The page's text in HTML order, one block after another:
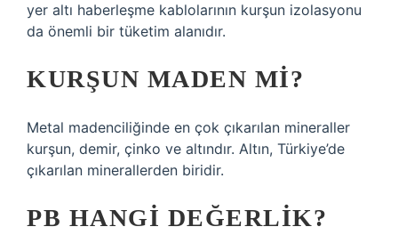
yer altı haberleşme kablolarının kurşun izolasyonu
da önemli bir tüketim alanıdır.
KURŞUN MADEN MI?
Metal madenciliğinde en çok çıkarılan mineraller
kurşun, demir, çinko ve altındır. Altın, Türkiye’de
çıkarılan minerallerden biridir.
PB HANGI DEĞERLIK?